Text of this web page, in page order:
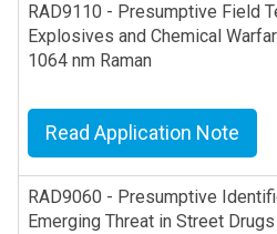
RAD9110 - Presumptive Field
Explosives and Chemical
1064 nm Raman
Read Application Note
RAD9060 - Presumptive
Emerging Threat in Street Drugs